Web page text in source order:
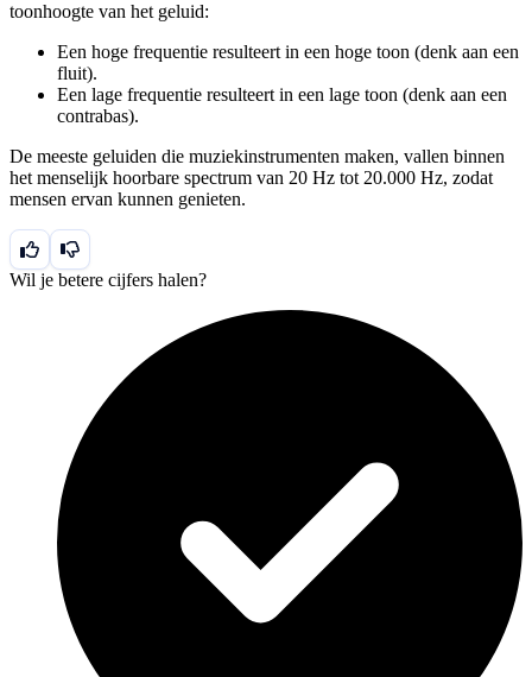
toonhoogte van het geluid:
Een hoge frequentie resulteert in een hoge toon (denk aan een
fluit).
Een lage frequentie resulteert in een lage toon (denk aan een
contrabas).
De meeste geluiden die muziekinstrumenten maken, vallen binnen
het menselijk hoorbare spectrum van 20 Hz tot 20.000 Hz, zodat
mensen ervan kunnen genieten.
Wil je betere cijfers halen?